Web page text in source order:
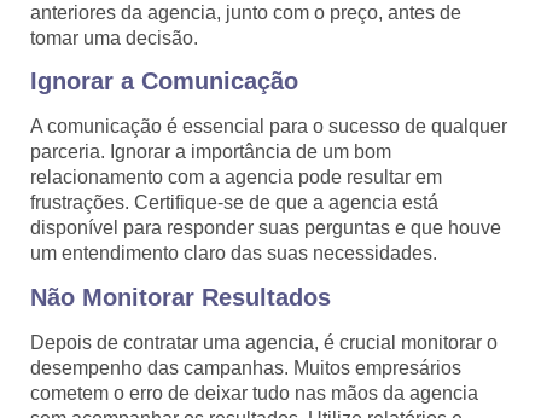
anteriores da agencia, junto com o preço, antes de
tomar uma decisão.
Ignorar a Comunicação
A comunicação é essencial para o sucesso de qualquer
parceria. Ignorar a importância de um bom
relacionamento com a agencia pode resultar em
frustrações. Certifique-se de que a agencia está
disponível para responder suas perguntas e que houve
um entendimento claro das suas necessidades.
Não Monitorar Resultados
Depois de contratar uma agencia, é crucial monitorar o
desempenho das campanhas. Muitos empresários
cometem o erro de deixar tudo nas mãos da agencia